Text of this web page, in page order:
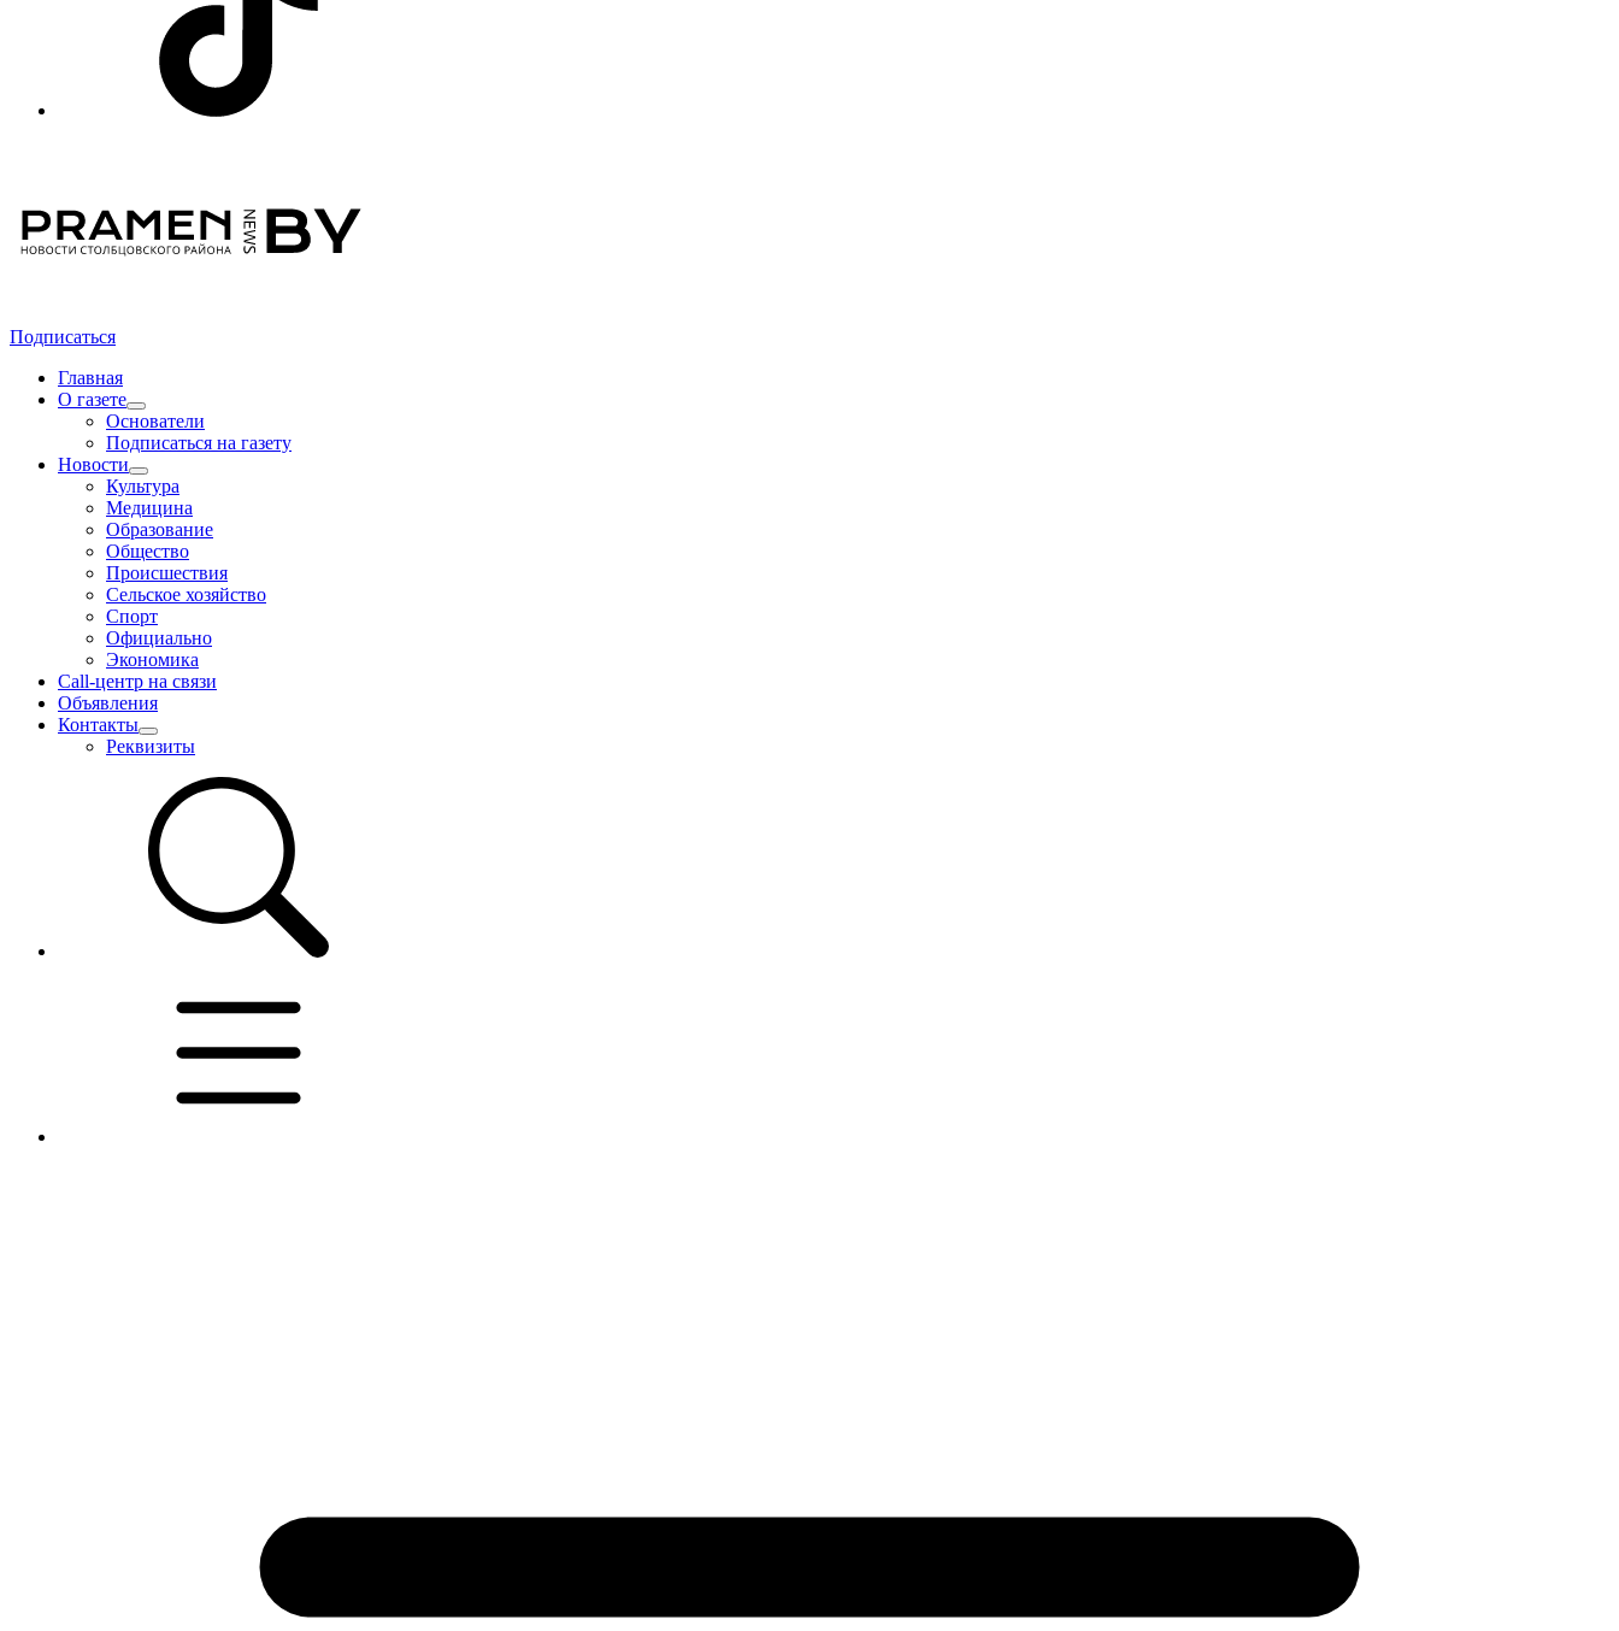
Подписаться
Главная
О газете
Основатели
Подписаться на газету
Новости
Культура
Медицина
Образование
Общество
Происшествия
Сельское хозяйство
Спорт
Официально
Экономика
Call-центр на связи
Объявления
Контакты
Реквизиты